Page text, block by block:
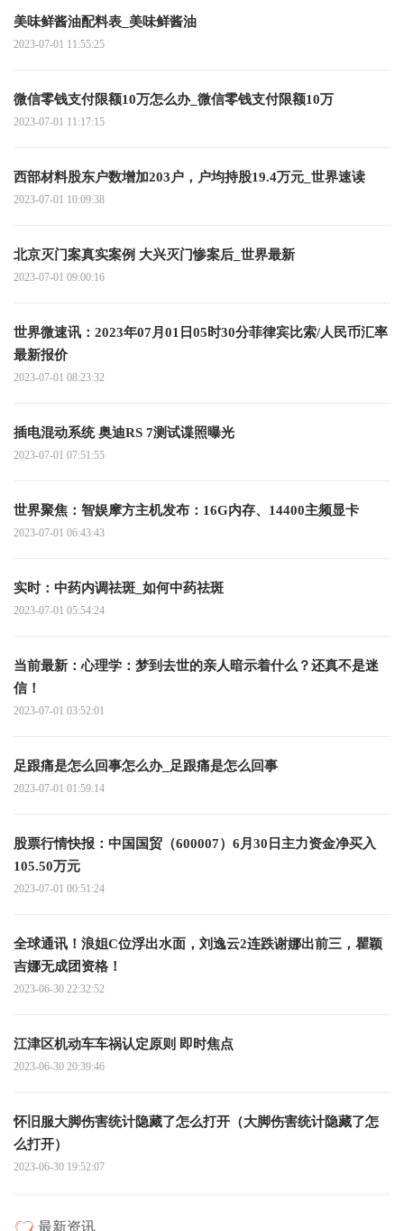
美味鲜酱油配料表_美味鲜酱油
2023-07-01 11:55:25
微信零钱支付限额10万怎么办_微信零钱支付限额10万
2023-07-01 11:17:15
西部材料股东户数增加203户，户均持股19.4万元_世界速读
2023-07-01 10:09:38
北京灭门案真实案例 大兴灭门惨案后_世界最新
2023-07-01 09:00:16
世界微速讯：2023年07月01日05时30分菲律宾比索/人民币汇率
最新报价
2023-07-01 08:23:32
插电混动系统 奥迪RS 7测试谍照曝光
2023-07-01 07:51:55
世界聚焦：智娱摩方主机发布：16G内存、14400主频显卡
2023-07-01 06:43:43
实时：中药内调祛斑_如何中药祛斑
2023-07-01 05:54:24
当前最新：心理学：梦到去世的亲人暗示着什么？还真不是迷
信！
2023-07-01 03:52:01
足跟痛是怎么回事怎么办_足跟痛是怎么回事
2023-07-01 01:59:14
股票行情快报：中国国贸（600007）6月30日主力资金净买入
105.50万元
2023-07-01 00:51:24
全球通讯！浪姐C位浮出水面，刘逸云2连跌谢娜出前三，瞿颖
吉娜无成团资格！
2023-06-30 22:32:52
江津区机动车车祸认定原则 即时焦点
2023-06-30 20:39:46
怀旧服大脚伤害统计隐藏了怎么打开（大脚伤害统计隐藏了怎
么打开）
2023-06-30 19:52:07
最新资讯